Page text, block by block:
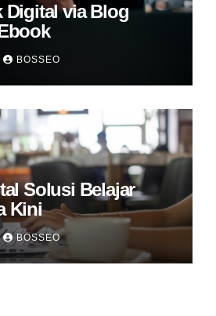
Digital via Blog
BOSSEO
Solusi Belajar
Kini
BOSSEO